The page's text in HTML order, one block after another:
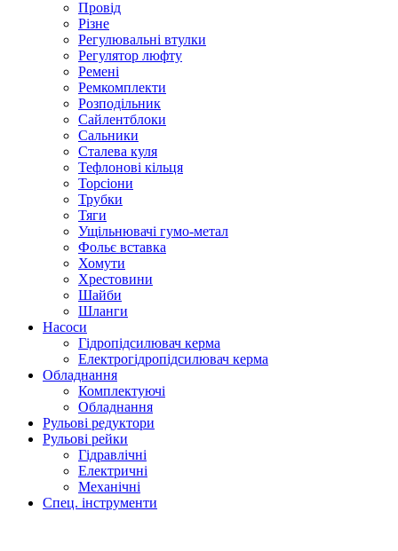
Провід
Різне
Регулювальні втулки
Регулятор люфту
Ремені
Ремкомплекти
Розподільник
Сайлентблоки
Сальники
Сталева куля
Тефлонові кільця
Торсіони
Трубки
Тяги
Ущільнювачі гумо-метал
Фольє вставка
Хомути
Хрестовини
Шайби
Шланги
Насоси
Гідропідсилювач керма
Електрогідропідсилювач керма
Обладнання
Комплектуючі
Обладнання
Рульові редуктори
Рульові рейки
Гідравлічні
Електричні
Механічні
Спец. інструменти